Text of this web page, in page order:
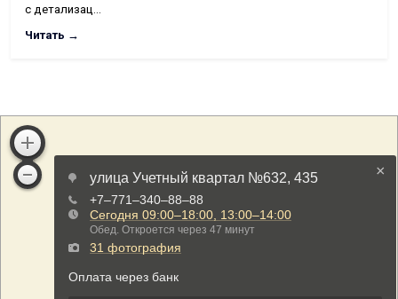
с детализац…
Читать →